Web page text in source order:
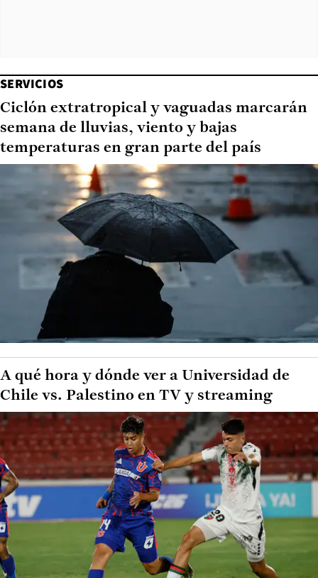
SERVICIOS
Ciclón extratropical y vaguadas marcarán
semana de lluvias, viento y bajas
temperaturas en gran parte del país
A qué hora y dónde ver a Universidad de
Chile vs. Palestino en TV y streaming